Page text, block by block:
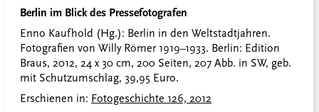
Berlin im Blick des Pressefotografen
Enno Kaufhold (Hg.): Berlin in den Weltstadtjahren.
Fotografien von Willy Römer 1919–1933. Berlin: Edition
Braus, 2012, 24 x 30 cm, 200 Seiten, 207 Abb. in SW, geb.
mit Schutzumschlag, 39,95 Euro.
Erschienen in: Fotogeschichte 126, 2012